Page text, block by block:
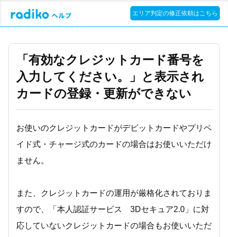
エリア判定の修正依頼はこちら
「有効なクレジットカード番号を
入力してください。」と表示され
カードの登録・更新ができない
お使いのクレジットカードがデビットカードやプリペ
イド式・チャージ式のカードの場合はお使いいただけ
ません。
また、クレジットカードの運用が厳格化されておりま
すので、「本人認証サービス 3Dセキュア2.0」に対
応していないクレジットカードの場合もお使いいただ